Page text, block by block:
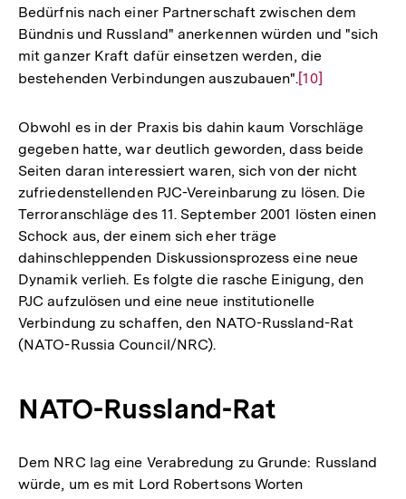
Bedürfnis nach einer Partnerschaft zwischen dem
Bündnis und Russland" anerkennen würden und "sich
mit ganzer Kraft dafür einsetzen werden, die
bestehenden Verbindungen auszubauen".Zur
der
Fußnote
[10]
Obwohl es in der Praxis bis dahin kaum Vorschläge
gegeben hatte, war deutlich geworden, dass beide
Seiten daran interessiert waren, sich von der nicht
zufriedenstellenden PJC-Vereinbarung zu lösen. Die
Terroranschläge des 11. September 2001 lösten einen
Schock aus, der einem sich eher träge
dahinschleppenden Diskussionsprozess eine neue
Dynamik verlieh. Es folgte die rasche Einigung, den
PJC aufzulösen und eine neue institutionelle
Verbindung zu schaffen, den NATO-Russland-Rat
(NATO-Russia Council/NRC).
NATO-Russland-Rat
Dem NRC lag eine Verabredung zu Grunde: Russland
würde, um es mit Lord Robertsons Worten